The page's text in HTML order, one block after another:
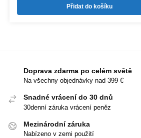
Přidat do košíku
Doprava zdarma po celém světě
Na všechny objednávky nad 399 €
Snadné vrácení do 30 dnů
30denní záruka vrácení peněz
Mezinárodní záruka
Nabízeno v zemi použití